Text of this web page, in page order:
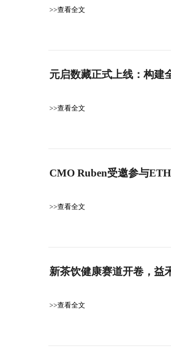
>>查看全文
元启数藏正式上线：构建
>>查看全文
CMO Ruben受邀参与
>>查看全文
新茶饮健康赛道开卷，益
>>查看全文